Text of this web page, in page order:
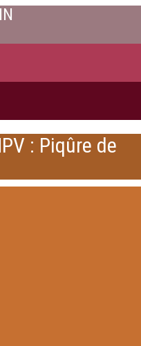
: Piqûre de